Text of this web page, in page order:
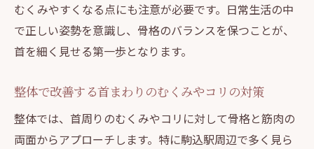
むくみやすくなる点にも注意が必要です。日常生活の中
で正しい姿勢を意識し、骨格のバランスを保つことが、
首を細く見せる第一歩となります。
整体で改善する首まわりのむくみやコリの対策
整体では、首周りのむくみやコリに対して骨格と筋肉の
両面からアプローチします。特に駒込駅周辺で多く見ら